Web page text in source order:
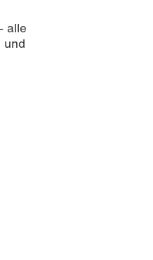
alle
und